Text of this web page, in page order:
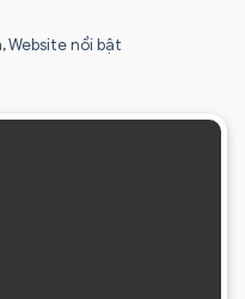
,Website nổi bật